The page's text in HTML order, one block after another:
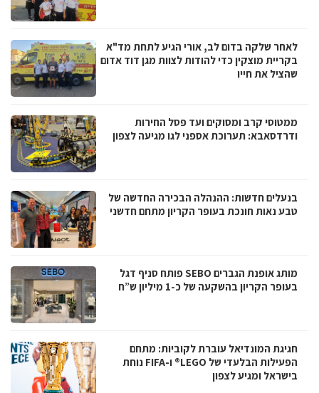
לאחר שלקה בדום לב, אורי הגיע לתחת מד"א
בקריית מוצקין כדי להודות לצוות מגן דוד אדום
שהציל את חייו
ממטוסי קרב ומסוקים ועד פסל החירות
ודרדסאבא: תערוכת אספני לגו מגיעה לצפון
בנעלים חדשות: ההנהלה הבכירה החדשה של
טבע נאות חונכת בעופר הקריון מתחם חדשני
מותג אופנת הגברים SEBO פותח סניף דגל
בעופר הקריון בהשקעה של כ-1 מיליון ש”ח
חגיגת המונדיאל עוברת לקוביות: מתחם
הפעילות הבלעדי של LEGO® ו-FIFA נוחת
בישראל ומגיע לצפון